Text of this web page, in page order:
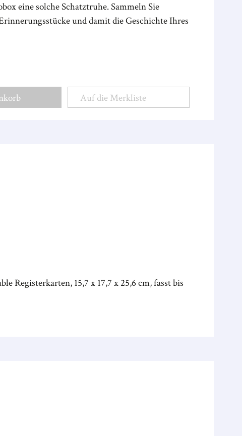
eine solche Schatztruhe. Sammeln Sie
und damit die Geschichte Ihres
Auf die Merkliste
Registerkarten, 15,7 x 17,7 x 25,6 cm, fasst bis